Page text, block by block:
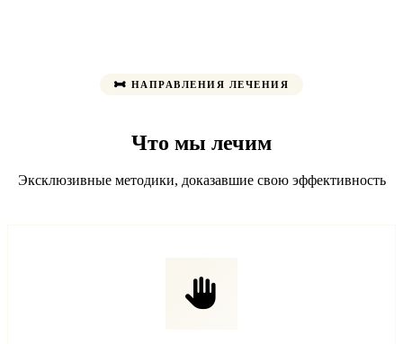
НАПРАВЛЕНИЯ ЛЕЧЕНИЯ
Что мы лечим
Эксклюзивные методики, доказавшие свою эффективность